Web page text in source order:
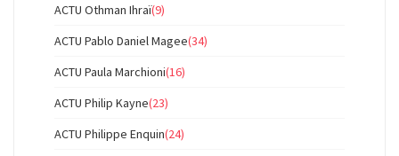
ACTU Othman Ihraï(9)
ACTU Pablo Daniel Magee(34)
ACTU Paula Marchioni(16)
ACTU Philip Kayne(23)
ACTU Philippe Enquin(24)